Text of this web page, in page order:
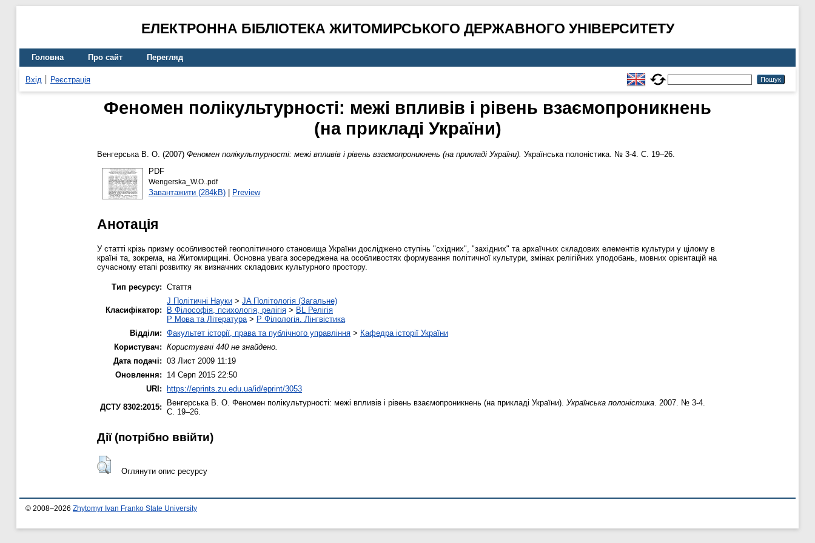
ЕЛЕКТРОННА БІБЛІОТЕКА ЖИТОМИРСЬКОГО ДЕРЖАВНОГО УНІВЕРСИТЕТУ
Головна Про сайт Перегляд
Вхід Реєстрація
Феномен полікультурності: межі впливів і рівень взаємопроникнень
(на прикладі України)
Венгерська В. О. (2007) Феномен полікультурності: межі впливів і рівень взаємопроникнень (на прикладі України). Українська полоністика. № 3-4. С. 19–26.
PDF
Wengerska_W.O..pdf
Завантажити (284kB)| Preview
Анотація
У статті крізь призму особливостей геополітичного становища України досліджено ступінь "східних", "західних" та архаїчних складових елементів культури у цілому в
країні та, зокрема, на Житомирщині. Основна увага зосереджена на особливостях формування політичної культури, змінах релігійних уподобань, мовних орієнтацій на
сучасному етапі розвитку як визначних складових культурного простору.
Тип ресурсу: Стаття
Класифікатор:
J Політичні Науки > JA Політологія (Загальне)
B Філософія, психологія, релігія > BL Релігія
P Мова та Література > P Філологія. Лінгвістика
Відділи: Факультет історії, права та публічного управління > Кафедра історії України
Користувач: Користувачі 440 не знайдено.
Дата подачі: 03 Лист 2009 11:19
Оновлення:
14 Серп 2015 22:50
URI: https://eprints.zu.edu.ua/id/eprint/3053
ДСТУ 8302:2015:
Венгерська В. О. Феномен полікультурності: межі впливів і рівень взаємопроникнень (на прикладі України). Українська полоністика . 2007. № 3-4.
С. 19–26.
Дії ​​(потрібно ввійти)
Оглянути опис ресурсу
© 2008–2026 Zhytomyr Ivan Franko State University